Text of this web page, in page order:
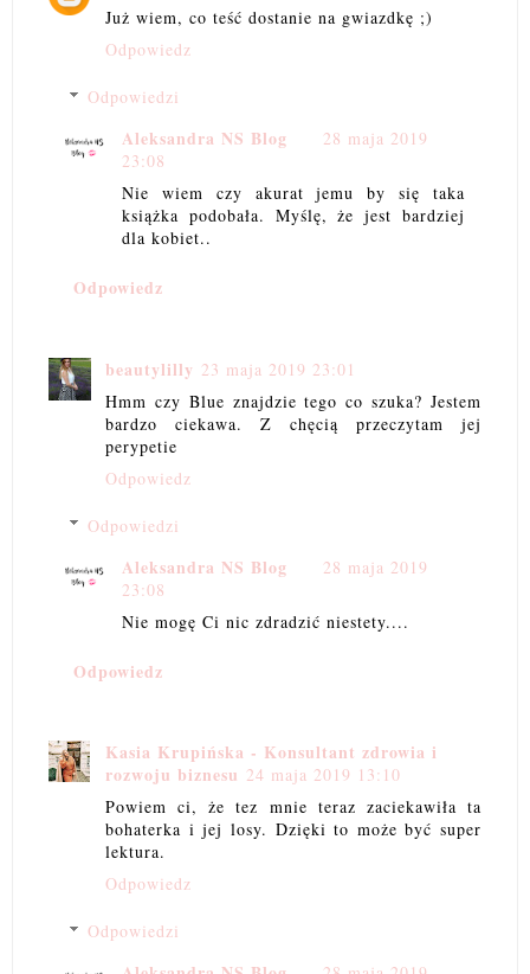
Już wiem, co teść dostanie na gwiazdkę ;)
Odpowiedz
Odpowiedzi
Aleksandra NS Blog
28 maja 2019
23:08
Nie wiem czy akurat jemu by się taka
książka podobała. Myślę, że jest bardziej
dla kobiet..
Odpowiedz
beautylilly 23 maja 2019 23:01
Hmm czy Blue znajdzie tego co szuka? Jestem
bardzo ciekawa. Z chęcią przeczytam jej
perypetie
Odpowiedz
Odpowiedzi
Aleksandra NS Blog
28 maja 2019
23:08
Nie mogę Ci nic zdradzić niestety....
Odpowiedz
Kasia Krupińska - Konsultant zdrowia i
rozwoju biznesu 24 maja 2019 13:10
Powiem ci, że tez mnie teraz zaciekawiła ta
bohaterka i jej losy. Dzięki to może być super
lektura.
Odpowiedz
Odpowiedzi